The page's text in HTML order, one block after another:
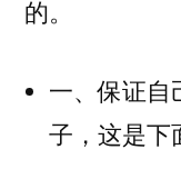
的。
一、保证自
子，这是下